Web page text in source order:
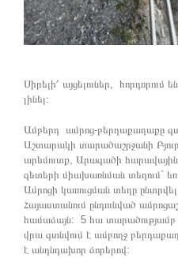
Սիրելի՛ այցելուներ, հորդորում
լինել։
Ամբերդ ամրոց-բերդաքաղաքը
Աշտարակի տարածաշրջանի
արևմուտք, Արագածի
գետերի միախառնման տեղում`
Ամրոցի կառուցման տեղը
Հայաստանում ընդունված
համաձայն: 5 հա տարածությամբ
վրա գտնվում է ամբողջ
է անդնդախոր ձորերով: